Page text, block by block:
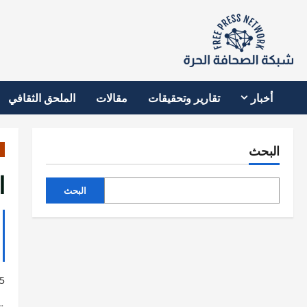
أخبار تقارير وتحقيقات مقالات الملحق الثقافي
البحث
البحث